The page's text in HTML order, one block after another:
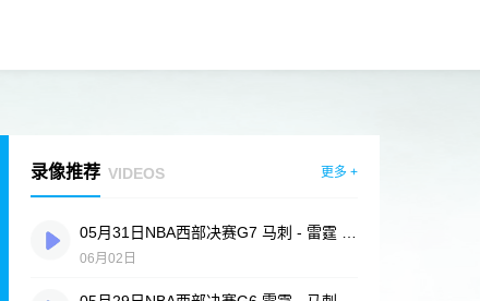
录像推荐 VIDEOS 更多 +
06月02日